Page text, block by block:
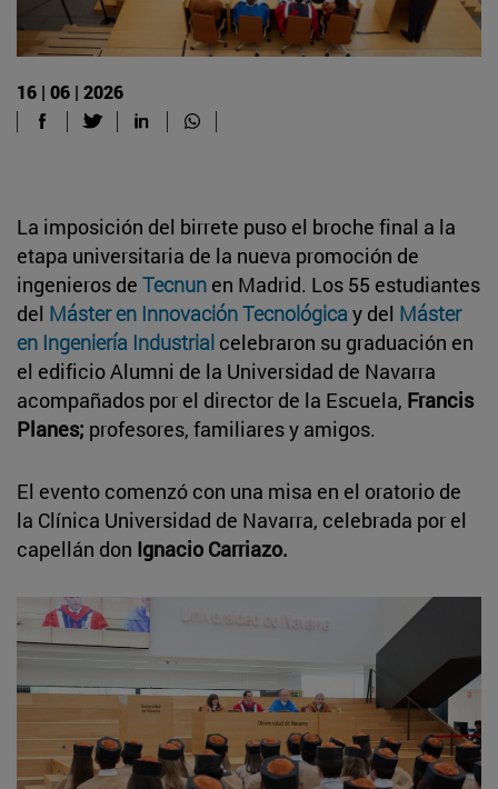
16 | 06 | 2026
La imposición del birrete puso el broche final a la
etapa universitaria de la nueva promoción de
ingenieros de Tecnun en Madrid. Los 55 estudiantes
del Máster en Innovación Tecnológicay del Máster
en Ingeniería Industrial celebraron su graduación en
el edificio Alumni de la Universidad de Navarra
acompañados por el director de la Escuela, Francis
Planes; profesores, familiares y amigos.
El evento comenzó con una misa en el oratorio de
la Clínica Universidad de Navarra, celebrada por el
capellán don Ignacio Carriazo.